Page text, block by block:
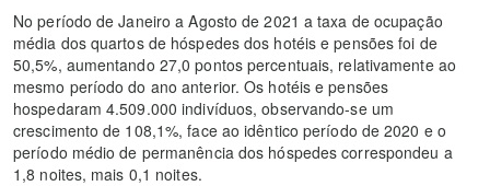
No período de Janeiro a Agosto de 2021 a taxa de ocupação
média dos quartos de hóspedes dos hotéis e pensões foi de
50,5%, aumentando 27,0 pontos percentuais, relativamente ao
mesmo período do ano anterior. Os hotéis e pensões
hospedaram 4.509.000 indivíduos, observando-se um
crescimento de 108,1%, face ao idêntico período de 2020 e o
período médio de permanência dos hóspedes correspondeu a
1,8 noites, mais 0,1 noites.